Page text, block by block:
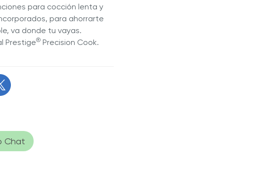
para cocción lenta y
para ahorrarte
va donde tu vayas.
Prestige® Precision Cook.
Chat